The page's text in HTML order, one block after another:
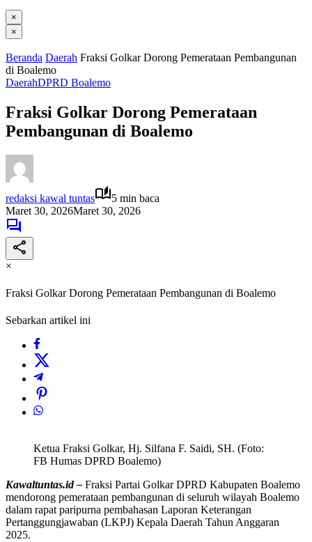
×
×
Beranda Daerah Fraksi Golkar Dorong Pemerataan Pembangunan
di Boalemo
DaerahDPRD Boalemo
Fraksi Golkar Dorong Pemerataan
Pembangunan di Boalemo
redaksi kawal tuntas
5 min baca
Maret 30, 2026Maret 30, 2026
×
Fraksi Golkar Dorong Pemerataan Pembangunan di Boalemo
Sebarkan artikel ini
Ketua Fraksi Golkar, Hj. Silfana F. Saidi, SH. (Foto:
FB Humas DPRD Boalemo)
Kawaltuntas.id – Fraksi Partai Golkar DPRD Kabupaten Boalemo
mendorong pemerataan pembangunan di seluruh wilayah Boalemo
dalam rapat paripurna pembahasan Laporan Keterangan
Pertanggungjawaban (LKPJ) Kepala Daerah Tahun Anggaran
2025.